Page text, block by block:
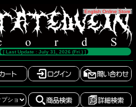
[English Online Store]
[ Last Update : July 31, 2026 (Fri.) ]